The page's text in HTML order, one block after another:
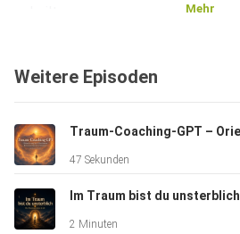
die Gleichstellung von Mann und
Schulung im Schlaf kommen zur
Dabei erläutere ich, warum jede
Traum
Mehr
Weitere Episoden
47 Sekunden
2 Minuten